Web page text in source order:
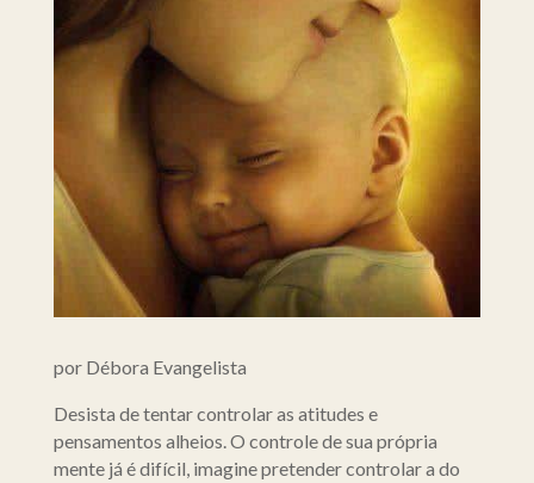
por Débora Evangelista
Desista de tentar controlar as atitudes e
pensamentos alheios. O controle de sua própria
mente já é difícil, imagine pretender controlar a do